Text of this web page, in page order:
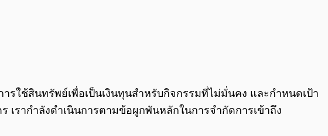
รใช้สินทรัพย์เพื่อเป็นเงินทุนสำหรับกิจกรรมที่ไม่มั่นคง และกำหนดเป้า
รากำลังดำเนินการตามข้อผูกพันหลักในการจำกัดการเข้าถึง